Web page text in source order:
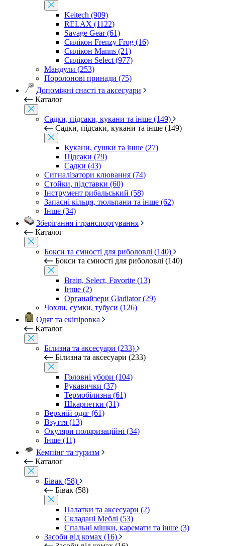
Keitech (909)
RELAX (1122)
Savage Gear (61)
Силікон Frenzy Frog (16)
Силікон Manns (21)
Силікон Select (977)
Мандули (253)
Поролонові принади (75)
Допоміжні снасті та аксесуари
Каталог
Садки, підсаки, кукани та інше (149)
Садки, підсаки, кукани та інше (149)
Кукани, сушки та інше (27)
Підсаки (79)
Садки (43)
Сигналізатори клювання (74)
Стойки, підставки (60)
Інструмент рибальський (58)
Запасні кільця, тюльпани та інше (62)
Інше (34)
Зберігання і транспортування
Каталог
Бокси та ємності для риболовлі (140)
Бокси та ємності для риболовлі (140)
Brain, Select, Favorite (13)
Інше (2)
Органайзери Gladiator (29)
Чохли, сумки, тубуси (126)
Одяг та екіпіровка
Каталог
Білизна та аксесуари (233)
Білизна та аксесуари (233)
Головні убори (104)
Рукавички (37)
Термобілизна (61)
Шкарпетки (31)
Верхній одяг (61)
Взуття (13)
Окуляри поляризаційні (34)
Інше (11)
Кемпінг та туризм
Каталог
Бівак (58)
Бівак (58)
Палатки та аксесуари (2)
Складані Меблі (53)
Спальні мішки, каремати та інше (3)
Засоби від комах (16)